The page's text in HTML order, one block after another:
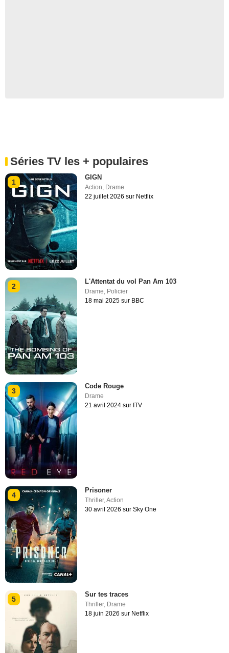
Séries TV les + populaires
1
GIGN
Action, Drame
22 juillet 2026 sur Netflix
2
L'Attentat du vol Pan Am 103
Drame, Policier
18 mai 2025 sur BBC
3
Code Rouge
Drame
21 avril 2024 sur ITV
4
Prisoner
Thriller,Action
30 avril 2026 sur Sky One
5
Sur tes traces
Thriller, Drame
18 juin 2026 sur Netflix